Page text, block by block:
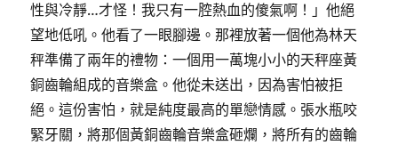
性與冷靜…才怪！我只有一腔熱血的傻氣啊！」他絕
望地低吼。他看了一眼腳邊。那裡放著一個他為林天
秤準備了兩年的禮物：一個用一萬塊小小的天秤座黃
銅齒輪組成的音樂盒。他從未送出，因為害怕被拒
絕。這份害怕，就是純度最高的單戀情感。張水瓶咬
緊牙關，將那個黃銅齒輪音樂盒砸爛，將所有的齒輪